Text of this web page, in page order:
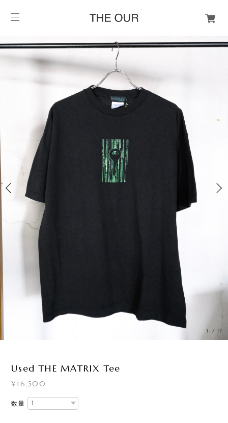
3 / 12
Used THE MATRIX Tee
¥16,500
数量